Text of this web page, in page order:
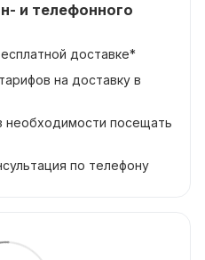
и телефонного
доставке*
на доставку в
необходимости посещать
по телефону